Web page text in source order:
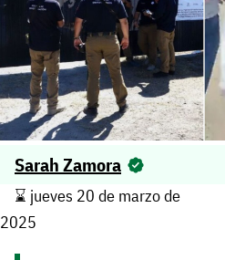
Sarah Zamora
⌛️ jueves 20 de marzo de
2025